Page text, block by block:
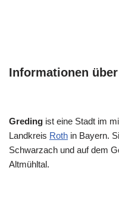
Informationen
Greding ist eine Stadt im
Landkreis Roth in Bayern.
Schwarzach und auf dem
Altmühltal.